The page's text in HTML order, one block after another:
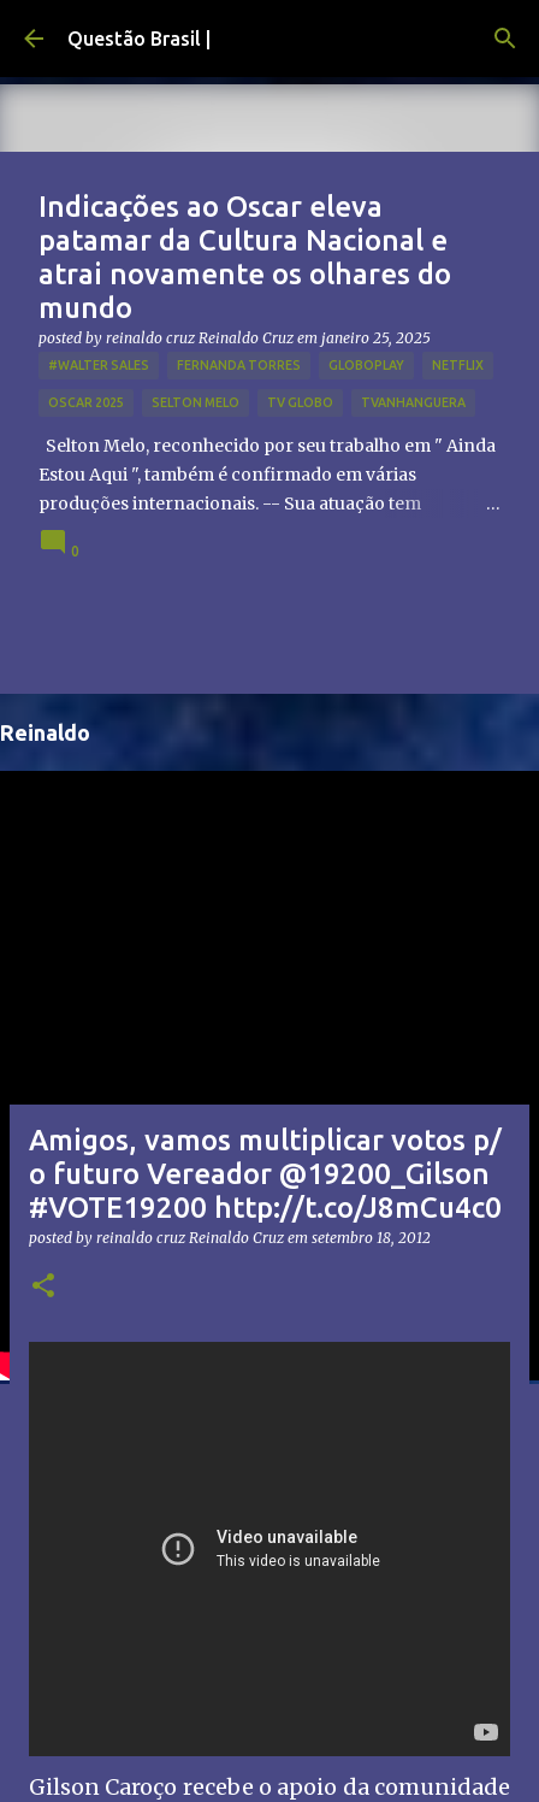
Pular para o conteúdo principal
Questão Brasil |
Indicações ao Oscar eleva
patamar da Cultura Nacional e
atrai novamente os olhares do
mundo
posted by reinaldo cruz Reinaldo Cruz em janeiro 25, 2025
#WALTER SALES FERNANDA TORRES GLOBOPLAY NETFLIX
OSCAR 2025 SELTON MELO TV GLOBO TVANHANGUERA
Selton Melo, reconhecido por seu trabalho em " Ainda
Estou Aqui ", também é confirmado em várias
produções internacionais. -- Sua atuação tem
chamado atenção de diretores e produtores fora do
Brasil, abrindo portas para novas oportunidades no
0
Reinaldo
Amigos, vamos multiplicar votos p/
o futuro Vereador @19200_Gilson
#VOTE19200 http://t.co/J8mCu4c0
posted by reinaldo cruz Reinaldo Cruz em setembro 18, 2012
Gilson Caroço recebe o apoio da comunidade